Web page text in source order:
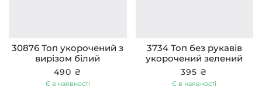
30876 Топ укорочений з
вирізом білий
490 ₴
Є в наявності
3734 Топ без рукавів
укорочений зелений
395 ₴
Є в наявності